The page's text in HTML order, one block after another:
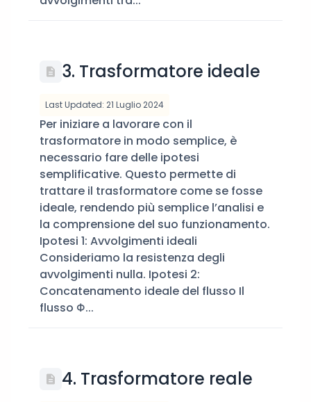
3. Trasformatore ideale
Last Updated: 21 Luglio 2024
Per iniziare a lavorare con il
trasformatore in modo semplice, è
necessario fare delle ipotesi
semplificative. Questo permette di
trattare il trasformatore come se fosse
ideale, rendendo più semplice l’analisi e
la comprensione del suo funzionamento.
Ipotesi 1: Avvolgimenti ideali
Consideriamo la resistenza degli
avvolgimenti nulla. Ipotesi 2:
Concatenamento ideale del flusso Il
flusso Φ...
4. Trasformatore reale